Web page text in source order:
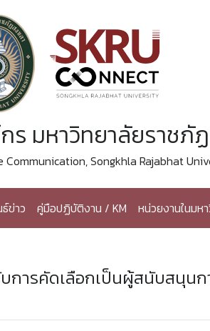
ร มหาวิทยาลัยราชภั
Songkhla Rajabhat
ข่าว คู่มือปฏิบัติงาน / KM หน่วยงานในมห
การคัดเลือกเป็นผู้สนับสนุนก